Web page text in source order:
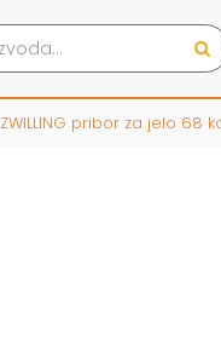
ZWILLING pribor za jelo 68